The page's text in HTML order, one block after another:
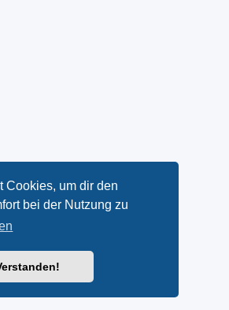
Cookies, um dir den
bei der Nutzung zu